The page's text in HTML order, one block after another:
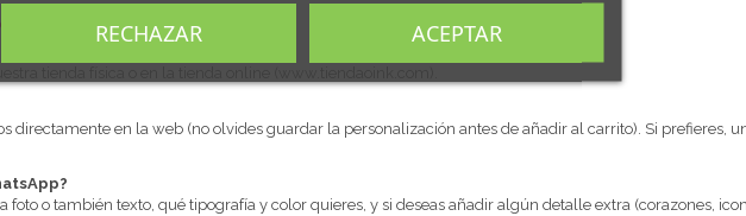
frecuentes
tienda física o en la tienda online (
directamente en la web (no olvides guardar la personalización antes de añadir al carrito). Si prefieres,
o también texto, qué tipografía y color quieres, y si deseas añadir algún detalle extra (corazones,
RECHAZAR ACEPTAR